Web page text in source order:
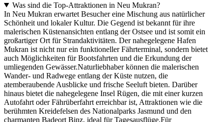
Was sind die Top-Attraktionen in Neu Mukran?
In Neu Mukran erwartet Besucher eine Mischung aus natürlicher
Schönheit und lokaler Kultur. Die Gegend ist bekannt für ihre
malerischen Küstenansichten entlang der Ostsee und ist somit ein
großartiger Ort für Strandaktivitäten. Der nahegelegene Hafen
Mukran ist nicht nur ein funktioneller Fährterminal, sondern bietet
auch Möglichkeiten für Bootsfahrten und die Erkundung der
umliegenden Gewässer.Naturliebhaber können die malerischen
Wander- und Radwege entlang der Küste nutzen, die
atemberaubende Ausblicke und frische Seeluft bieten. Darüber
hinaus bietet die nahegelegene Insel Rügen, die mit einer kurzen
Autofahrt oder Fährüberfahrt erreichbar ist, Attraktionen wie die
berühmten Kreidefelsen des Nationalparks Jasmund und den
charmanten Badeort Binz, ideal für Tagesausflüge.Für